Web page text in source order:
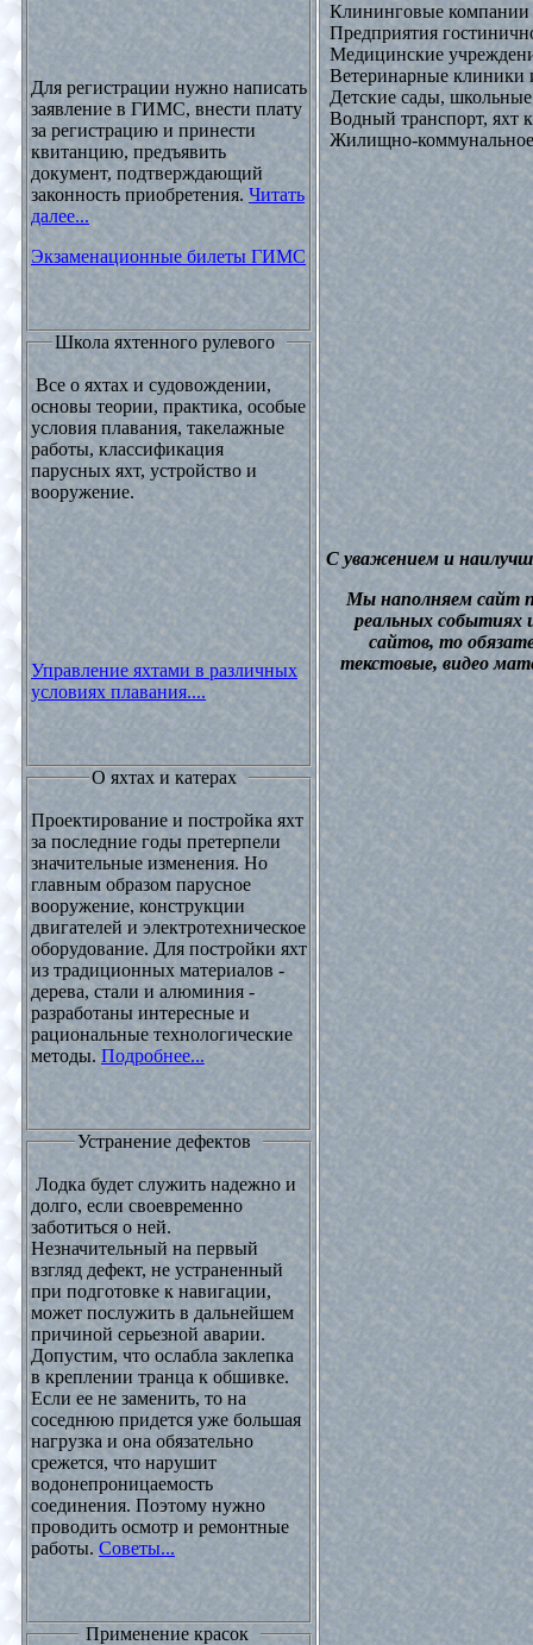
Для регистрации нужно написать
заявление в ГИМС, внести плату
за регистрацию и принести
квитанцию, предъявить
документ, подтверждающий
законность приобретения. Читать
далее...
Экзаменационные билеты ГИМС
Школа яхтенного рулевого
Все о яхтах и судовождении,
основы теории, практика, особые
условия плавания, такелажные
работы, классификация
парусных яхт, устройство и
вооружение.
Управление яхтами в различных
условиях плавания....
О яхтах и катерах
Проектирование и постройка яхт
за последние годы претерпели
значительные изменения. Но
главным образом парусное
вооружение, конструкции
двигателей и электротехническое
оборудование. Для постройки яхт
из традиционных материалов -
дерева, стали и алюминия -
разработаны интересные и
рациональные технологические
методы.Подробнее...
Устранение дефектов
Лодка будет служить надежно и
долго, если своевременно
заботиться о ней.
Незначительный на первый
взгляд дефект, не устраненный
при подготовке к навигации,
может послужить в дальнейшем
причиной серьезной аварии.
Допустим, что ослабла заклепка
в креплении транца к обшивке.
Если ее не заменить, то на
соседнюю придется уже большая
нагрузка и она обязательно
срежется, что нарушит
водонепроницаемость
соединения. Поэтому нужно
проводить осмотр и ремонтные
работы. Советы...
Применение красок
Клининговые компании
Предприятия
Медицинские
Ветеринарные клиники
Детские сады,
Водный транспорт,
Жилищно-коммунальное
С уважением и
Мы наполняем сайт
реальных событиях
сайтов, то
текстовые, видео